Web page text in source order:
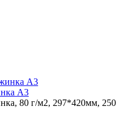
А3
80 г/м2, 297*420мм, 250